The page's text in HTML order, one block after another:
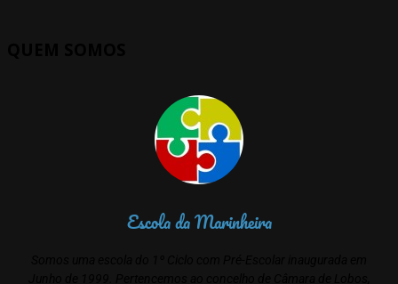
Escola da Marinheira